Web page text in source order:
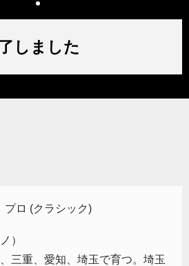
しました
プロ (クラシック)
）
三重、愛知、埼玉で育つ。埼玉